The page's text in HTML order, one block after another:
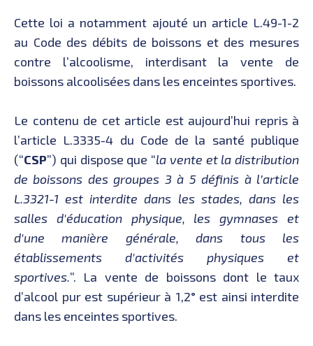
Cette loi a notamment ajouté un article L.49-1-2
au Code des débits de boissons et des mesures
contre l’alcoolisme, interdisant la vente de
boissons alcoolisées dans les enceintes sportives.
Le contenu de cet article est aujourd’hui repris à
l’article L.3335-4 du Code de la santé publique
(“CSP”) qui dispose que “la vente et la distribution
de boissons des groupes 3 à 5 définis à l’article
L.3321-1 est interdite dans les stades, dans les
salles d'éducation physique, les gymnases et
d'une manière générale, dans tous les
établissements d'activités physiques et
sportives.”. La vente de boissons dont le taux
d’alcool pur est supérieur à 1,2° est ainsi interdite
dans les enceintes sportives.